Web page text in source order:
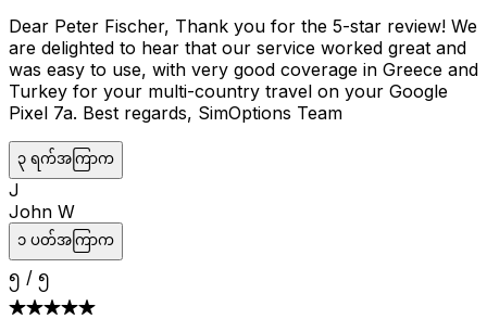
Dear Peter Fischer, Thank you for the 5-star review! We
are delighted to hear that our service worked great and
was easy to use, with very good coverage in Greece and
Turkey for your multi-country travel on your Google
Pixel 7a. Best regards, SimOptions Team
၃ ရက်အကြာက
J
John W
၁ ပတ်အကြာက
၅ / ၅